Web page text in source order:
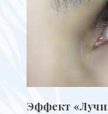
Эффект